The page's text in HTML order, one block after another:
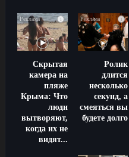
i
Скрытая
камера на
пляже
Крыма: Что
люди
вытворяют,
когда их не
видят...
i
Ролик
длится
несколько
секунд, а
смеяться вы
будете долго